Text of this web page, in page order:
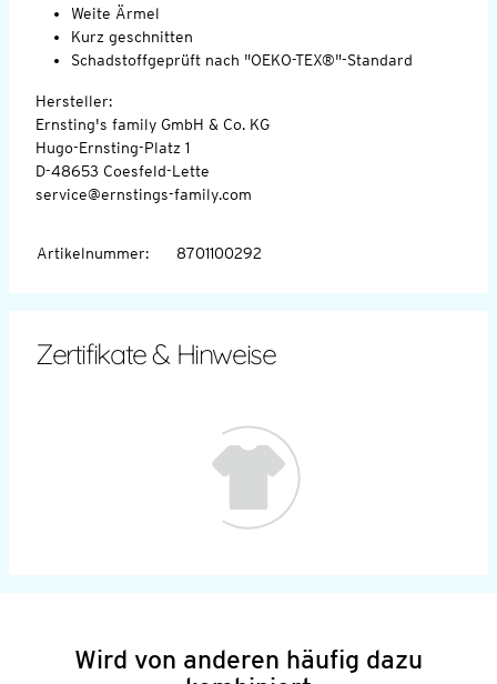
Weite Ärmel
Kurz geschnitten
Schadstoffgeprüft nach "OEKO-TEX®"-Standard
Hersteller:
Ernsting's family GmbH & Co. KG
Hugo-Ernsting-Platz 1
D-48653 Coesfeld-Lette
service@ernstings-family.com
Artikelnummer: 8701100292
Zertifikate & Hinweise
Wird von anderen häufig dazu